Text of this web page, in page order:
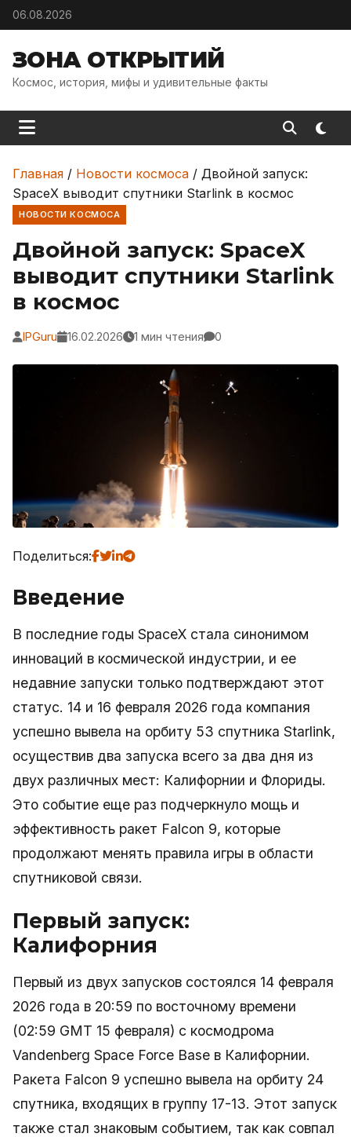
Skip to content
06.08.2026
ЗОНА ОТКРЫТИЙ
Космос, история, мифы и удивительные факты
Главная / Новости космоса / Двойной запуск:
SpaceX выводит спутники Starlink в космос
НОВОСТИ КОСМОСА
Двойной запуск: SpaceX
выводит спутники Starlink
в космос
IPGuru 16.02.2026 1 мин чтения 0
Поделиться:
Введение
В последние годы SpaceX стала синонимом
инноваций в космической индустрии, и ее
недавние запуски только подтверждают этот
статус. 14 и 16 февраля 2026 года компания
успешно вывела на орбиту 53 спутника Starlink,
осуществив два запуска всего за два дня из
двух различных мест: Калифорнии и Флориды.
Это событие еще раз подчеркнуло мощь и
эффективность ракет Falcon 9, которые
продолжают менять правила игры в области
спутниковой связи.
Первый запуск:
Калифорния
Первый из двух запусков состоялся 14 февраля
2026 года в 20:59 по восточному времени
(02:59 GMT 15 февраля) с космодрома
Vandenberg Space Force Base в Калифорнии.
Ракета Falcon 9 успешно вывела на орбиту 24
спутника, входящих в группу 17-13. Этот запуск
также стал знаковым событием, так как совпал